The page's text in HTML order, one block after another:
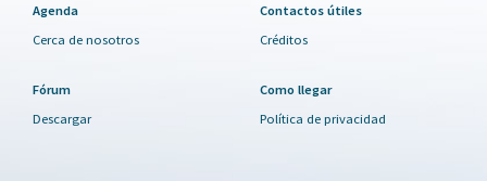
Agenda
Cerca de nosotros
Contactos útiles
Créditos
Fórum
Descargar
Como llegar
Política de privacidad